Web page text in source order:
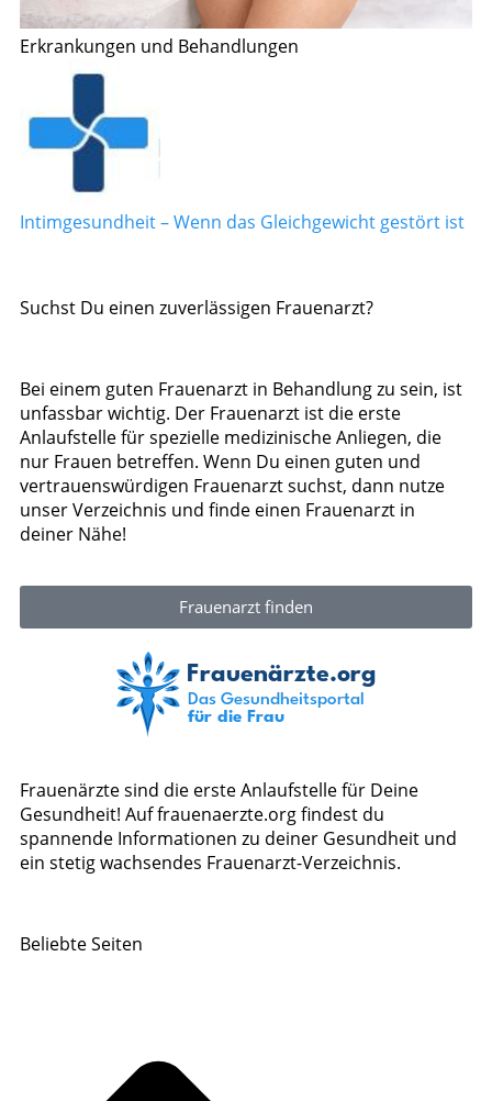
Erkrankungen und Behandlungen
Intimgesundheit – Wenn das Gleichgewicht gestört ist
Suchst Du einen zuverlässigen Frauenarzt?
Bei einem guten Frauenarzt in Behandlung zu sein, ist
unfassbar wichtig. Der Frauenarzt ist die erste
Anlaufstelle für spezielle medizinische Anliegen, die
nur Frauen betreffen. Wenn Du einen guten und
vertrauenswürdigen Frauenarzt suchst, dann nutze
unser Verzeichnis und finde einen Frauenarzt in
deiner Nähe!
Frauenarzt finden
Frauenärzte sind die erste Anlaufstelle für Deine
Gesundheit! Auf frauenaerzte.org findest du
spannende Informationen zu deiner Gesundheit und
ein stetig wachsendes Frauenarzt-Verzeichnis.
Beliebte Seiten